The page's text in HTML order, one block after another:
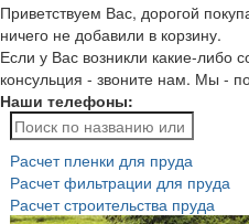
Приветствуем Вас, дорогой
ничего не добавили в корзину.
Если у Вас возникли какие-либо
консульция - звоните нам. Мы -
Наши телефоны:
Расчет пленки для пруда
Расчет фильтрации для пруда
Расчет строительства пруда